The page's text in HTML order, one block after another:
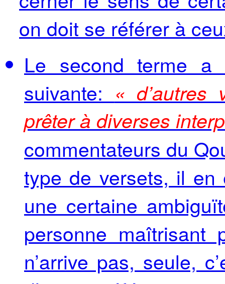
on doit se référer à
Le second terme a
suivante: « d’autres
prêter à diverses
commentateurs du
type de versets, il en
une certaine
personne maîtrisant
n’arrive pas, seule,